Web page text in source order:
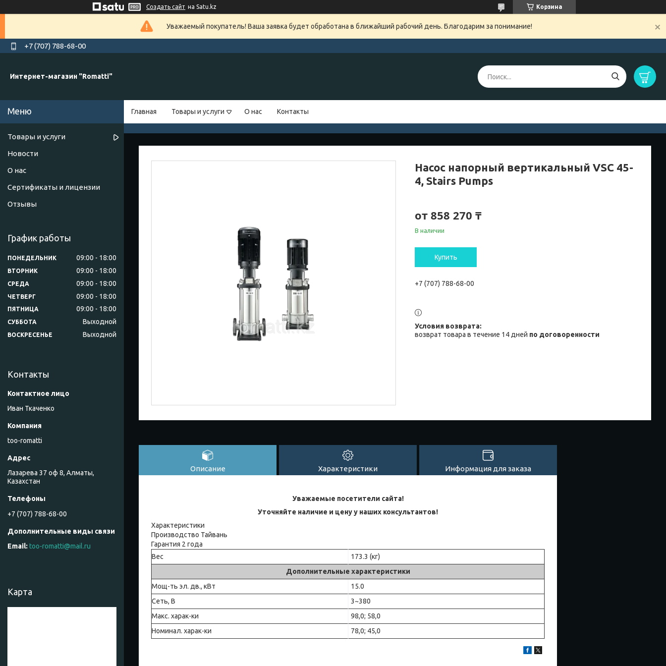
Создать сайт на Satu.kz Корзина
Уважаемый покупатель! Ваша заявка будет обработана в ближайший рабочий день. Благодарим за понимание!
+7 (707) 788-68-00
Интернет-магазин "Romatti"
Главная Товары и услуги О нас Контакты
Насос напорный вертикальный VSC 45-
4, Stairs Pumps
от 858 270 ₸
В наличии
Купить
+7 (707) 788-68-00
возврат товара в течение 14 дней по договоренности
Описание Характеристики Информация для заказа
Уважаемые посетители сайта!
Уточняйте наличие и цену у наших консультантов!
Характеристики
Производство Тайвань
Гарантия 2 года
Вес
173.3 (кг)
Дополнительные характеристики
Мощ-ть эл. дв., кВт
15.0
Сеть, В
3~380
Макс. харак-ки
98,0; 58,0
Номинал. харак-ки
78,0; 45,0
Товары и услуги
Новости
О нас
Сертификаты и лицензии
Отзывы
График работы
ПОНЕДЕЛЬНИК 09:00 18:00
ВТОРНИК 09:00 18:00
СРЕДА 09:00 18:00
ЧЕТВЕРГ 09:00 18:00
ПЯТНИЦА 09:00 18:00
СУББОТА Выходной
ВОСКРЕСЕНЬЕ Выходной
Контакты
Иван Ткаченко
too-romatti
Лазарева 37 оф 8, Алматы,
Казахстан
+7 (707) 788-68-00
too-romatti@mail.ru
Карта